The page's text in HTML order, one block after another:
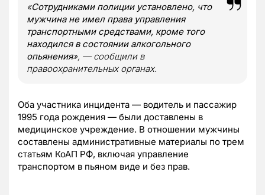
«Сотрудниками полиции установлено, что
мужчина не имел права управления
транспортными средствами, кроме того
находился в состоянии алкогольного
опьянения», — сообщили в
правоохранительных органах.
Оба участника инцидента — водитель и пассажир
1995 года рождения — были доставлены в
медицинское учреждение. В отношении мужчины
составлены административные материалы по трем
статьям КоАП РФ, включая управление
транспортом в пьяном виде и без прав.